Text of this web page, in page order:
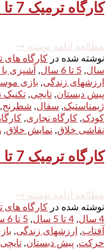
کارگاه ترمیک 7 تا 12سال رباتیک
مطالعه ادامه نوشته →
نوشته شده در کارگاه های
سال, 5 تا 6 سال , آشپزی
ارزشهای زندگی, بازی
پیش دبستان, تایچی, تکنیک
ژیمناستیک, سفال, شطرنج,
کودک, کارگاه نجاری,
نقاشی خلاق, نمایش خلاق,
کارگاه ترمیک 7 تا 12سال نگارش خلاق
مطالعه ادامه نوشته →
نوشته شده در کارگاه های
4 سال
, 4 تا 5 سال , 5 تا 6 سال
آفتاب, ارزشهای زندگی,
حرکت, پیش دبستان, تایچی